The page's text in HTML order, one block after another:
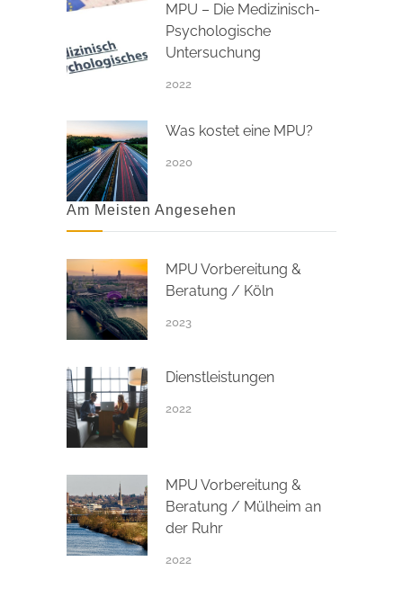
MPU – Die Medizinisch-
Psychologische
Untersuchung
2022
Was kostet eine MPU?
2020
Am Meisten Angesehen
MPU Vorbereitung &
Beratung / Köln
2023
Dienstleistungen
2022
MPU Vorbereitung &
Beratung / Mülheim an
der Ruhr
2022